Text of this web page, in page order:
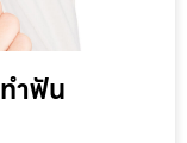
ำฟัน